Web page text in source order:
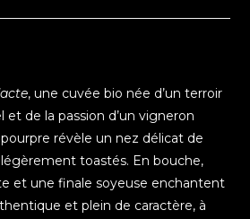
, une cuvée bio née d’un terroir
de la passion d’un vigneron
révèle un nez délicat de
toastés. En bouche,
et une finale soyeuse enchantent
et plein de caractère, à